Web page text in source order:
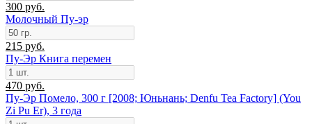
300 руб.
Молочный Пу-эр
215 руб.
Пу-Эр Книга перемен
470 руб.
Пу-Эр Помело, 300 г [2008; Юньнань; Denfu Tea Factory] (You
Zi Pu Er), 3 года